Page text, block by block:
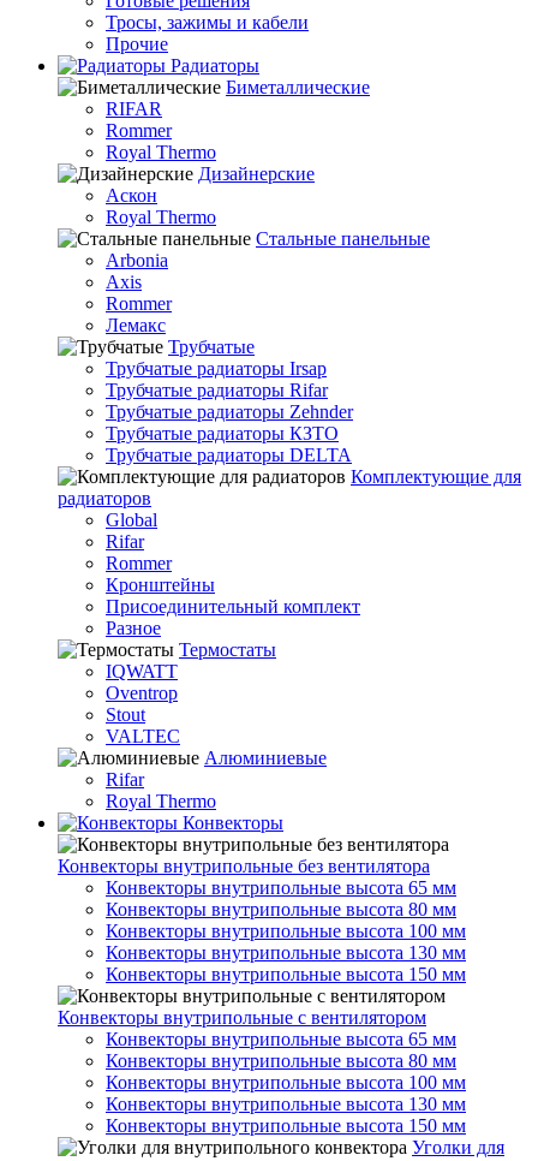
Тросы, зажимы и кабели
Прочие
Радиаторы
Биметаллические
RIFAR
Rommer
Royal Thermo
Дизайнерские
Аскон
Royal Thermo
Стальные панельные
Arbonia
Axis
Rommer
Лемакс
Трубчатые
Трубчатые радиаторы Irsap
Трубчатые радиаторы Rifar
Трубчатые радиаторы Zehnder
Трубчатые радиаторы КЗТО
Трубчатые радиаторы DELTA
Комплектующие для
радиаторов
Global
Rifar
Rommer
Кронштейны
Присоединительный комплект
Разное
Термостаты
IQWATT
Oventrop
Stout
VALTEC
Алюминиевые
Rifar
Royal Thermo
Конвекторы
Конвекторы внутрипольные без вентилятора
Конвекторы внутрипольные высота 65 мм
Конвекторы внутрипольные высота 80 мм
Конвекторы внутрипольные высота 100 мм
Конвекторы внутрипольные высота 130 мм
Конвекторы внутрипольные высота 150 мм
Конвекторы внутрипольные с вентилятором
Конвекторы внутрипольные высота 65 мм
Конвекторы внутрипольные высота 80 мм
Конвекторы внутрипольные высота 100 мм
Конвекторы внутрипольные высота 130 мм
Конвекторы внутрипольные высота 150 мм
Уголки для